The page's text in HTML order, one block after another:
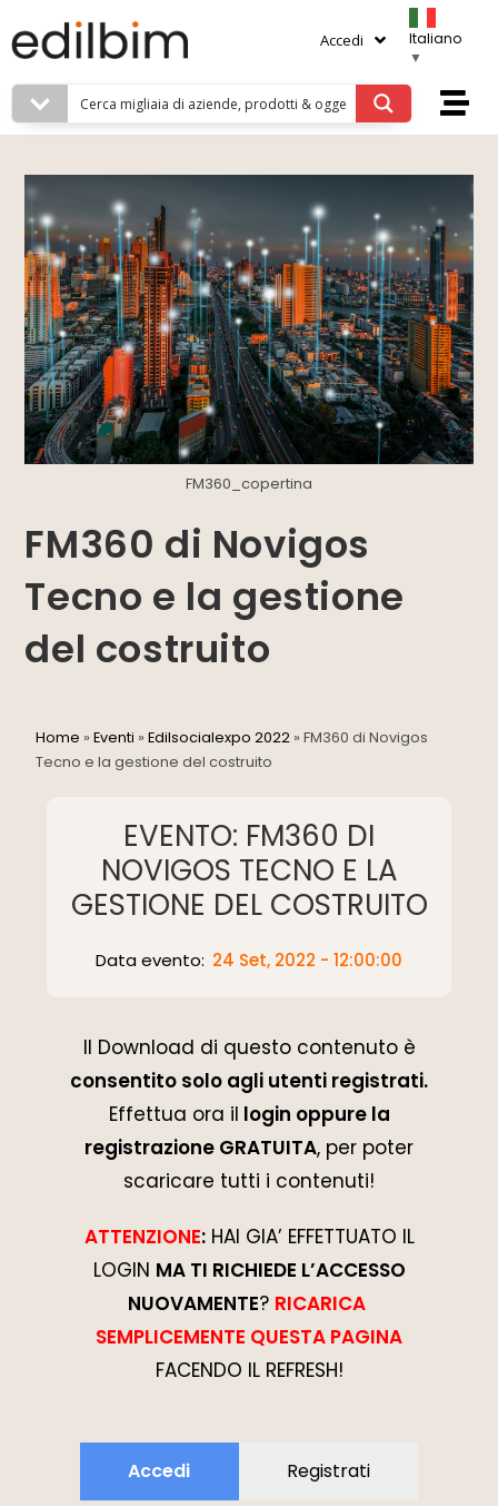
Accedi
Italiano
▼
FM360_copertina
FM360 di Novigos
Tecno e la gestione
del costruito
Home »Eventi »Edilsocialexpo 2022 »FM360 di Novigos
Tecno e la gestione del costruito
EVENTO: FM360 DI
NOVIGOS TECNO E LA
GESTIONE DEL COSTRUITO
Data evento: 24 Set, 2022 - 12:00:00
Il Download di questo contenuto è
consentito solo agli utenti registrati.
Effettua ora il login oppure la
registrazione GRATUITA, per poter
scaricare tutti i contenuti!
ATTENZIONE:HAI GIA’ EFFETTUATO IL
LOGIN MA TI RICHIEDE L’ACCESSO
NUOVAMENTE? RICARICA
SEMPLICEMENTE QUESTA PAGINA
FACENDO IL REFRESH!
Accedi Registrati